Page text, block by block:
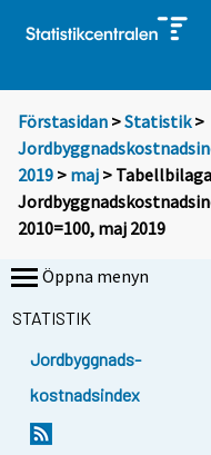
Förstasidan >Statistik >
2019 > maj >
2010=100, maj 2019
Öppna menyn
STATISTIK
Jordbyggnads-
kostnadsindex